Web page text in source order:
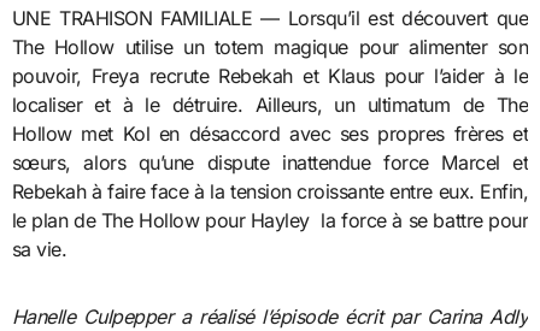
UNE TRAHISON FAMILIALE — Lorsqu’il est découvert que
The Hollow utilise un totem magique pour alimenter son
pouvoir, Freya recrute Rebekah et Klaus pour l’aider à le
localiser et à le détruire. Ailleurs, un ultimatum de The
Hollow met Kol en désaccord avec ses propres frères et
sœurs, alors qu’une dispute inattendue force Marcel et
Rebekah à faire face à la tension croissante entre eux. Enfin,
le plan de The Hollow pour Hayley la force à se battre pour
sa vie.
Hanelle Culpepper a réalisé l’épisode écrit par Carina Adly